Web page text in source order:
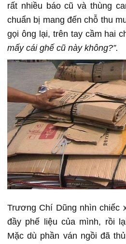
rất nhiều báo cũ và thùng
chuẩn bị mang đến chỗ thu
gọi ông lại, trên tay cầm hai
mấy cái ghế cũ này không?”.
Trương Chí Dũng nhìn chiếc
đầy phế liệu của mình, rồi
Mặc dù phần ván ngồi đã